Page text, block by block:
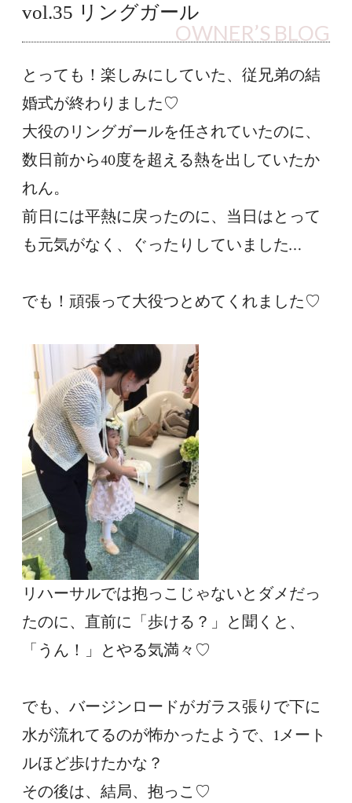
vol.35 リングガール
OWNER’S BLOG
とっても！楽しみにしていた、従兄弟の結
婚式が終わりました♡
大役のリングガールを任されていたのに、
数日前から40度を超える熱を出していたか
れん。
前日には平熱に戻ったのに、当日はとって
も元気がなく、ぐったりしていました…
でも！頑張って大役つとめてくれました♡
リハーサルでは抱っこじゃないとダメだっ
たのに、直前に「歩ける？」と聞くと、
「うん！」とやる気満々♡
でも、バージンロードがガラス張りで下に
水が流れてるのが怖かったようで、1メート
ルほど歩けたかな？
その後は、結局、抱っこ♡